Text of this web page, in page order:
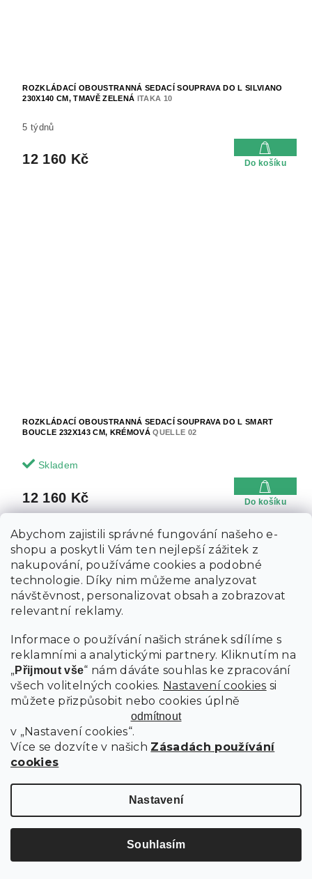
Abychom zajistili správné fungování našeho e-
shopu a poskytli Vám ten nejlepší zážitek z
nakupování, používáme cookies a podobné
technologie. Díky nim můžeme analyzovat
návštěvnost, personalizovat obsah a zobrazovat
relevantní reklamy.
Informace o používání našich stránek sdílíme s
reklamními a analytickými partnery. Kliknutím na
„Přijmout vše“ nám dáváte souhlas ke zpracování
všech volitelných cookies. Nastavení cookies si
můžete přizpůsobit nebo cookies úplně
odmítnout
v „Nastavení cookies“.
Více se dozvíte v našich Zásadách používání
cookies
Nastavení
Souhlasím
ROZKLÁDACÍ OBOUSTRANNÁ SEDACÍ SOUPRAVA DO L SILVIANO
230X140 CM, TMAVĚ ZELENÁ ITAKA 10
5 týdnů
12 160 Kč Do košíku
ROZKLÁDACÍ OBOUSTRANNÁ SEDACÍ SOUPRAVA DO L SMART
BOUCLE 232X143 CM, KRÉMOVÁQUELLE 02
Skladem
12 160 Kč Do košíku
ROZKLÁDACÍ OBOUSTRANNÁ SEDACÍ SOUPRAVA DO L SMART
BOUCLE 232X143 CM, ŠEDOBÉŽOVÁ